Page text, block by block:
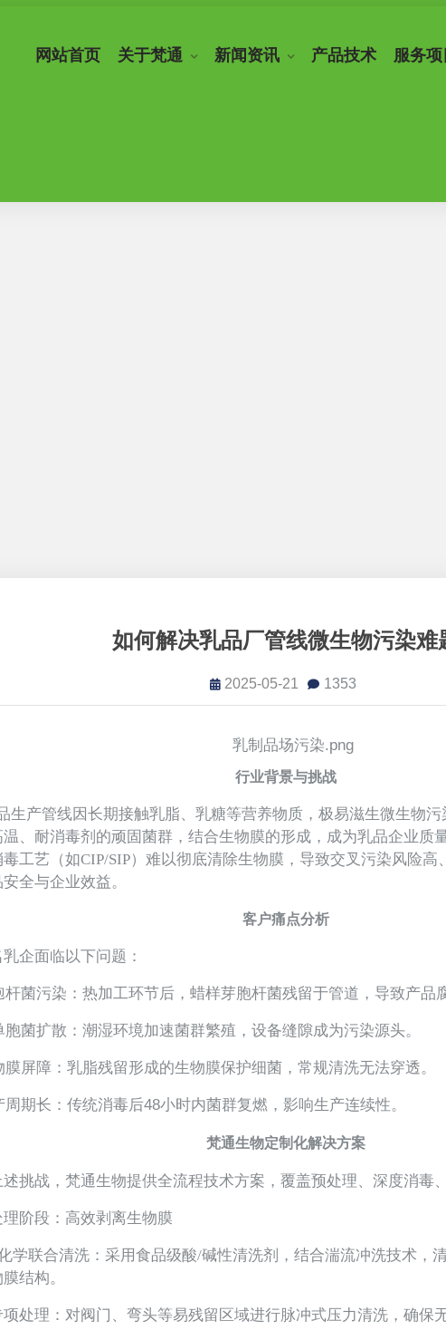
网站首页 关于梵通 新闻资讯 产品技术 服务项
如何解决乳品厂管线微生物污染难
2025-05-21 1353
行业背景与挑战
生产管线因长期接触乳脂、乳糖等营养物质，极易滋生微生物
、耐消毒剂的顽固菌群，结合生物膜的形成，成为乳品企业质
工艺（如CIP/SIP）难以彻底清除生物膜，导致交叉污染风险高
全与企业效益。
客户痛点分析
企面临以下问题：
杆菌污染：热加工环节后，蜡样芽胞杆菌残留于管道，导致产品
胞菌扩散：潮湿环境加速菌群繁殖，设备缝隙成为污染源头。
膜屏障：乳脂残留形成的生物膜保护细菌，常规清洗无法穿透。
周期长：传统消毒后48小时内菌群复燃，影响生产连续性。
梵通生物定制化解决方案
挑战，梵通生物提供全流程技术方案，覆盖预处理、深度消毒
理阶段：高效剥离生物膜
学联合清洗：采用食品级酸/碱性清洗剂，结合湍流冲洗技术，
结构。
处理：对阀门、弯头等易残留区域进行脉冲式压力清洗，确保